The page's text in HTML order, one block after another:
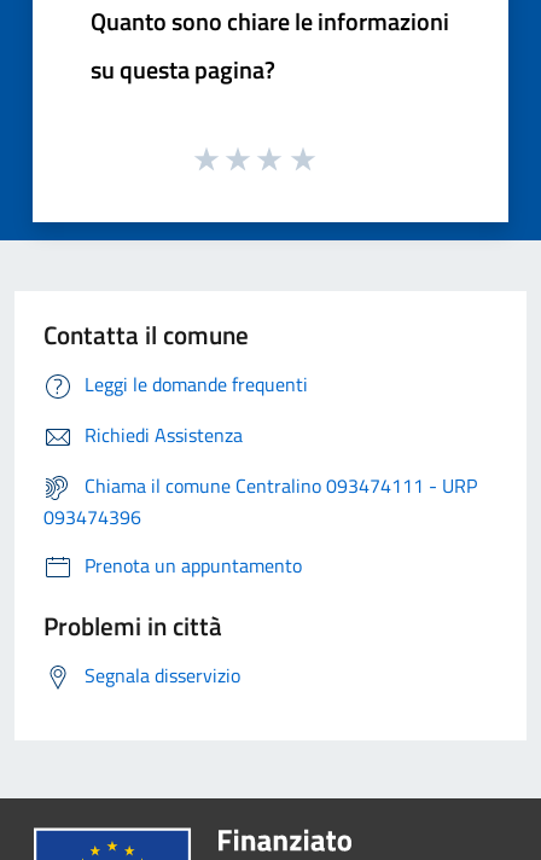
Quanto sono chiare le informazioni
su questa pagina?
Contatta il comune
Leggi le domande frequenti
Richiedi Assistenza
Chiama il comune Centralino 093474111 - URP
093474396
Prenota un appuntamento
Problemi in città
Segnala disservizio